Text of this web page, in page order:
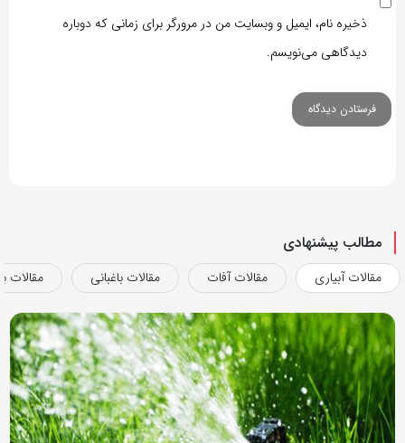
ذخیره نام، ایمیل و وبسایت من در مرورگر برای زمانی که دوباره
دیدگاهی می‌نویسم.
مطالب پیشنهادی
مقالات آبیاری مقالات آفات مقالات باغبانی مقالات